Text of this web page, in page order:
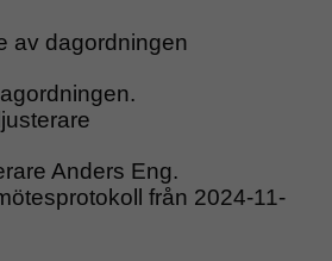
av dagordningen
Anders Eng.
från 2024-11-